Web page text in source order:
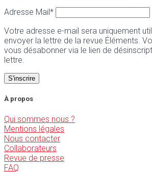
Adresse Mail*
Votre adresse e-mail sera uniquement
envoyer la lettre de la revue Éléments.
vous désabonner via le lien de
lettre.
À propos
Qui sommes nous ?
Mentions légales
Nous contacter
Collaborateurs
Revue de presse
FAQ